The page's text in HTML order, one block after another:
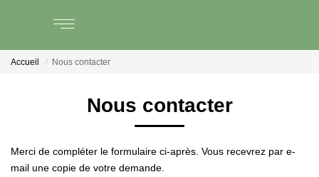
PARTENARIAT
VENTE
Accueil Nous contacter
Nous contacter
Merci de compléter le formulaire ci-après. Vous recevrez par e-
mail une copie de votre demande.